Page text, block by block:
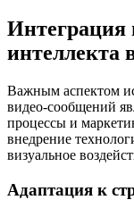
Интеграция
интеллекта
Важным аспектом
видео-сообщений
процессы и
внедрение
визуальное
Адаптация к